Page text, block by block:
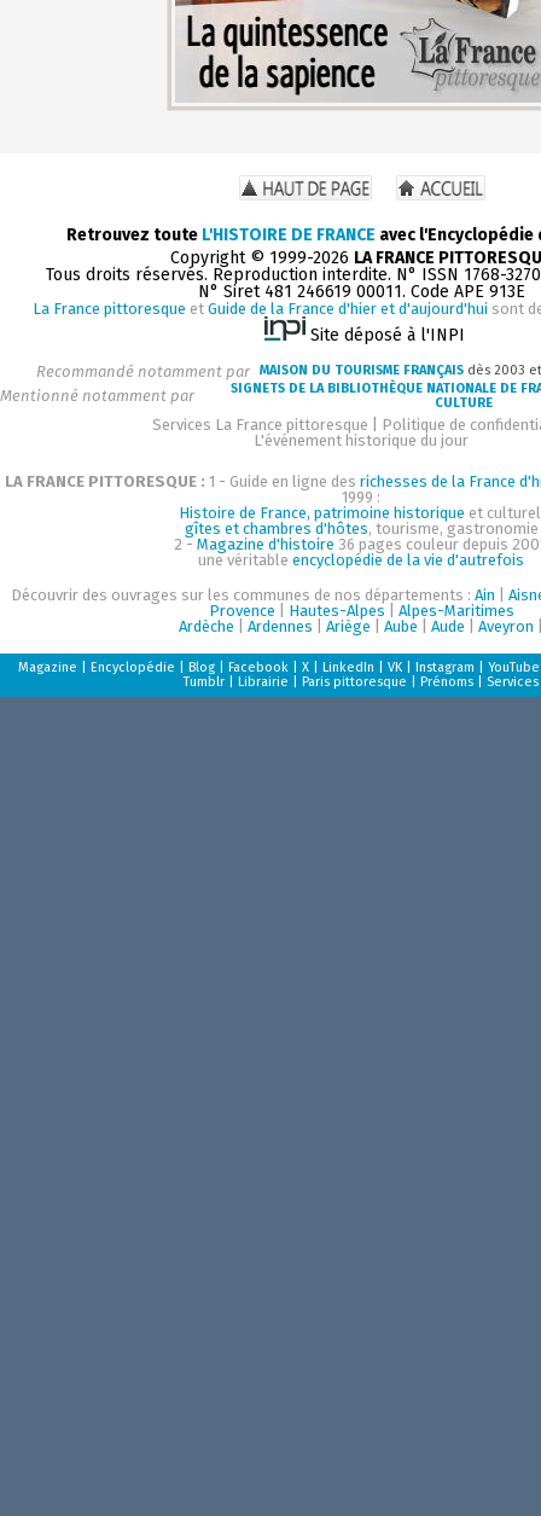
Retrouvez toute L'HISTOIRE DE FRANCE avec
Copyright © 1999-2026 LA FRANCE
Tous droits réservés. Reproduction interdite. N° ISSN 1768-
N° Siret 481 246619 00011. Code APE 913E
La France pittoresque et Guide de la France d'hier et d'aujourd'hui sont
Site déposé à l'INPI
Recommandé notamment par MAISON DU TOURISME FRANÇAIS dès 2003
Mentionné notamment par
SIGNETS DE LA BIBLIOTHÈQUE NATIONALE DE
CULTURE
Services La France pittoresque
Politique de
L'événement historique du jour
LA FRANCE PITTORESQUE : 1 - Guide en ligne des richesses de la France
1999 :
Histoire de France, patrimoine historique et
gîtes et chambres d'hôtes, tourisme, gastronomie
2 - Magazine d'histoire 36 pages couleur depuis
une véritableencyclopédie de la vie d'autrefois
Découvrir des ouvrages sur les communes de nos départements :Ain |
Provence
Hautes-Alpes
Alpes-Maritimes
Ardèche |Ardennes |Ariège |Aube |Aude |Aveyron
Magazine |Encyclopédie |Blog |Facebook |X |LinkedIn |VK |Instagram |YouTube
Tumblr |Librairie |Paris pittoresque |Prénoms Services